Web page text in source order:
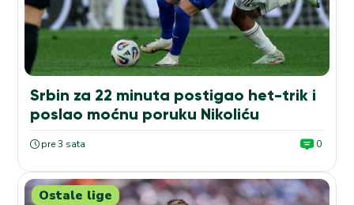
Srbin za 22 minuta postigao het-trik i
poslao moćnu poruku Nikoliću
pre 3 sata 0
Ostale lige